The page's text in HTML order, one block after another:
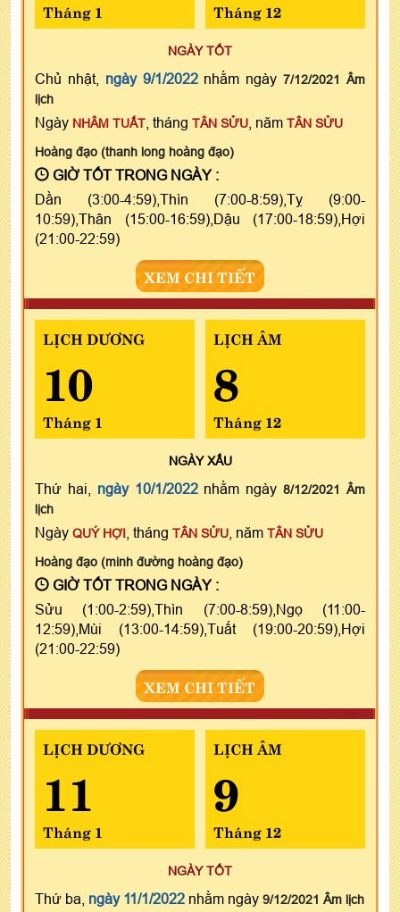
Tháng 1 Tháng 12
NGÀY TỐT
Chủ nhật, ngày 9/1/2022nhằm ngày7/12/2021 Âm
lịch
Ngày NHÂM TUẤT , tháng TÂN SỬU , năm TÂN SỬU
Hoàng đạo (thanh long hoàng đạo)
GIỜ TỐT TRONG NGÀY :
Dần (3:00-4:59),Thìn (7:00-8:59),Tỵ (9:00-
10:59),Thân (15:00-16:59),Dậu (17:00-18:59),Hợi
(21:00-22:59)
XEM CHI TIẾT
LỊCH DƯƠNG
10
Tháng 1
LỊCH ÂM
8
Tháng 12
NGÀYXẤU
Thứ hai, ngày 10/1/2022nhằm ngày8/12/2021 Âm
lịch
Ngày QUÝ HỢI , tháng TÂN SỬU , năm TÂN SỬU
Hoàng đạo (minh đường hoàng đạo)
GIỜ TỐT TRONG NGÀY :
Sửu (1:00-2:59),Thìn (7:00-8:59),Ngọ (11:00-
12:59),Mùi (13:00-14:59),Tuất (19:00-20:59),Hợi
(21:00-22:59)
XEM CHI TIẾT
LỊCH DƯƠNG
11
Tháng 1
LỊCH ÂM
9
Tháng 12
NGÀY TỐT
Thứ ba, ngày 11/1/2022 nhằm ngày 9/12/2021 Âm lịch